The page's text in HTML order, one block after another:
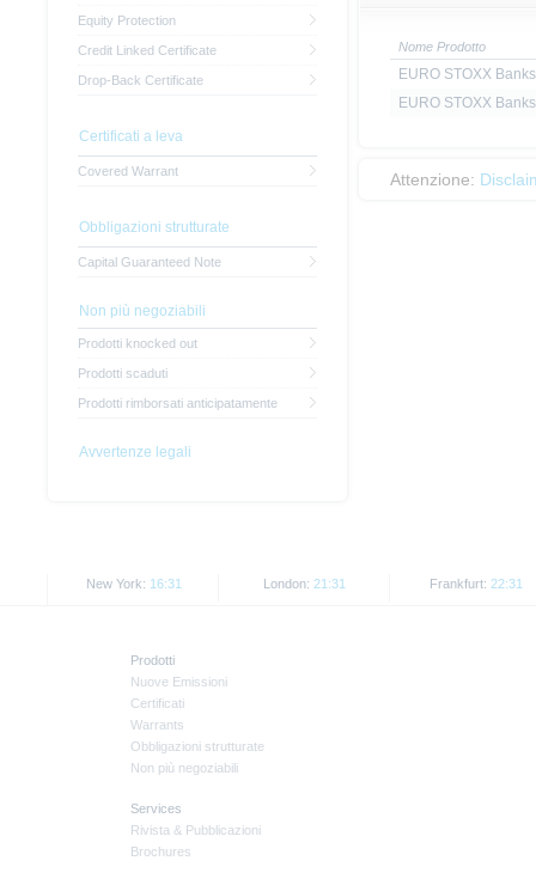
Nome Prodotto
EURO STOXX
EURO STOXX
Attenzione:
Equity Protection
Credit Linked Certificate
Drop-Back Certificate
Certificati a leva
Covered Warrant
Obbligazioni strutturate
Capital Guaranteed Note
Non più negoziabili
Prodotti knocked out
Prodotti scaduti
Prodotti rimborsati anticipatamente
Avvertenze legali
New York: 16:31 London: 21:31 Frankfurt: 22:31
Prodotti
Nuove Emissioni
Certificati
Warrants
Obbligazioni strutturate
Non più negoziabili
Services
Rivista & Pubblicazioni
Brochures